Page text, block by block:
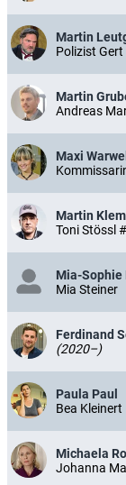
Martin
Polizist Gert
Martin
Andreas
Maxi
Martin
Toni Stössl
Mia-Sophie
Mia Steiner
Ferdinand
(2020–)
Paula Paul
Bea Kleinert
Michaela
Johanna